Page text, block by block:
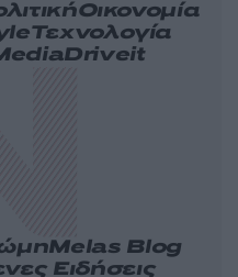
Οικονομία
Τεχνολογία
Driveit
Melas Blog
Ειδήσεις